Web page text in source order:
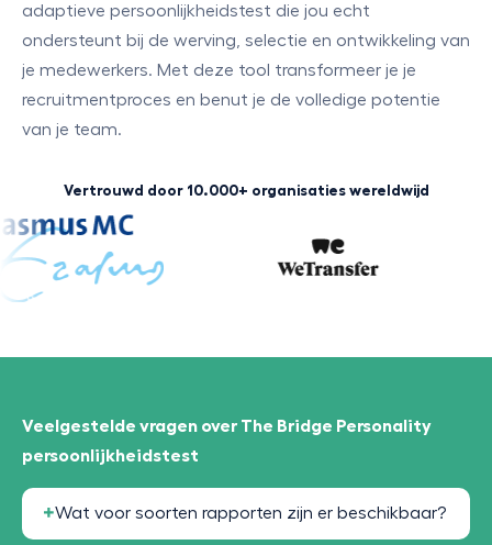
adaptieve persoonlijkheidstest die jou echt
ondersteunt bij de werving, selectie en ontwikkeling van
je medewerkers. Met deze tool transformeer je je
recruitmentproces en benut je de volledige potentie
van je team.
Vertrouwd door 10.000+ organisaties wereldwijd
Veelgestelde vragen over The Bridge Personality
persoonlijkheidstest
Wat voor soorten rapporten zijn er beschikbaar?